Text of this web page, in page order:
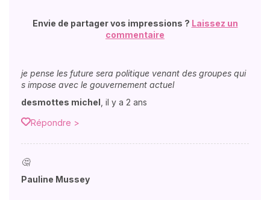
Envie de partager vos impressions ? Laissez un
commentaire
je pense les future sera politique venant des groupes qui
s impose avec le gouvernement actuel
desmottes michel, il y a 2 ans
Répondre >
🤔
Pauline Mussey